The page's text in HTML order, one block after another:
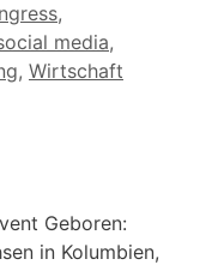
,
media,
, Wirtschaft
Geboren:
in Kolumbien,